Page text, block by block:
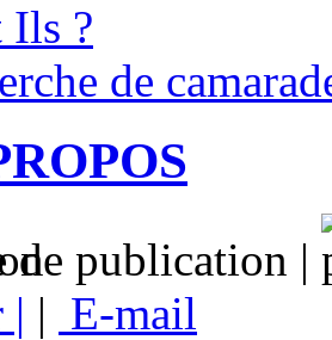
Ils ?
de
de publication |
| | E-mail